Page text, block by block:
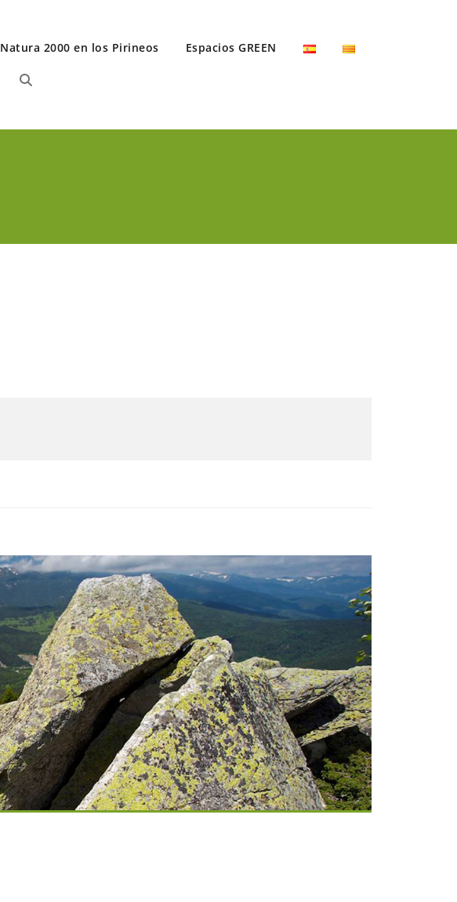
Natura 2000 en los Pirineos Espacios GREEN